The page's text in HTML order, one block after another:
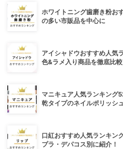
ホワイトニング歯磨き粉お
の多い市販品を中心に
アイシャドウおすすめ人気
色&ラメ入り商品を徹底比較
マニキュア人気ランキング
乾タイプのネイルポリッシ
口紅おすすめ人気ランキン
プラ・デパコス別に紹介！